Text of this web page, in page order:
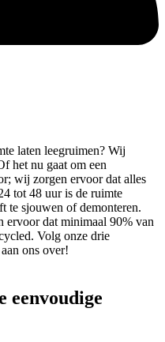
laten leegruimen? Wij
het nu gaat om een
wij zorgen ervoor dat alles
tot 48 uur is de ruimte
te sjouwen of demonteren.
ervoor dat minimaal 90% van
Volg onze drie
ons over!
eenvoudige